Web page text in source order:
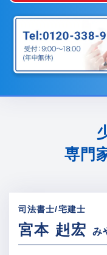
専門
司法書士/宅建士
宮本 赳宏 み